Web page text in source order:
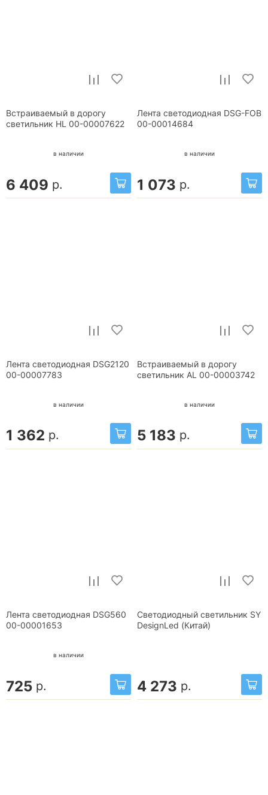
Встраиваемый в дорогу
светильник HL 00-00007622
в наличии
6 409 р.
Лента светодиодная DSG-FOB
00-00014684
в наличии
1 073 р.
Лента светодиодная DSG2120
00-00007783
в наличии
1 362 р.
Встраиваемый в дорогу
светильник AL 00-00003742
в наличии
5 183 р.
Лента светодиодная DSG560
00-00001653
в наличии
725 р.
Светодиодный светильник SY
DesignLed (Китай)
4 273 р.